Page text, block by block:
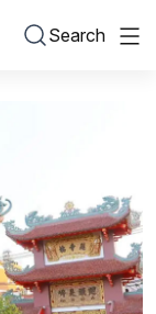
Search